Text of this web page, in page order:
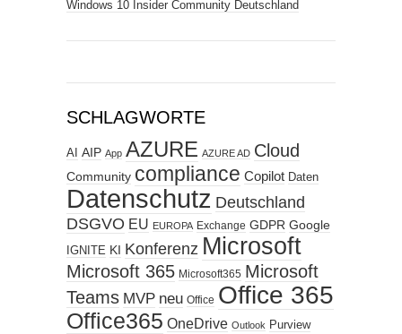
Windows 10 Insider Community Deutschland
SCHLAGWORTE
AI AIP App AZURE AZURE AD Cloud
Community compliance Copilot Daten
Datenschutz Deutschland
DSGVO EU EUROPA Exchange GDPR Google
IGNITE KI Konferenz Microsoft
Microsoft 365 Microsoft365 Microsoft
Teams MVP neu Office Office 365
Office365 OneDrive Outlook Purview